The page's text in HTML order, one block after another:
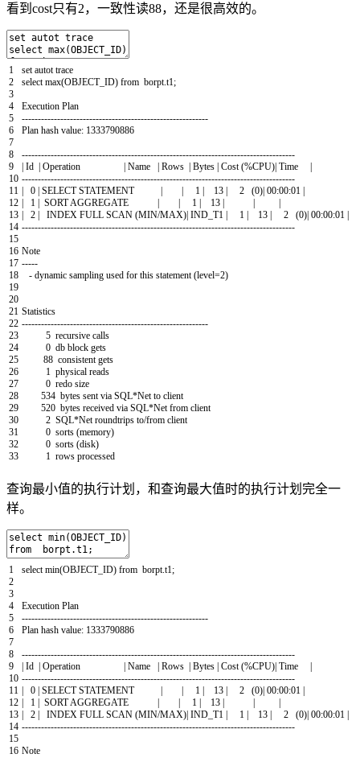
看到cost只有2，一致性读88，还是很高效的。
1
2
3
4
5
6
7
8
9
10
11
12
13
14
15
16
17
18
19
20
21
22
23
24
25
26
27
28
29
30
31
32
33
set autot trace
select max(OBJECT_ID) from borpt t1 ;
Execution Plan
----------------------------------------------------------
Plan hash value: 1333790886
-------------------------------------------------------------------------------------
| Id | Operation | Name | Rows | Bytes | Cost (%CPU)| Time
|
-------------------------------------------------------------------------------------
|
0 | SELECTSTATEMENT | | 1 | 13 | 2 (0)| 00:00:01 |
|
1 | SORTAGGREGATE | | 1 | 13 | |
|
|
2 | INDEX FULL SCAN (MIN/MAX)| IND_T1 | 1 | 13 | 2 (0)| 00:00:01 |
-------------------------------------------------------------------------------------
Note
-----
- dynamic sampling used for this statement (level=2)
Statistics
----------------------------------------------------------
5 recursive calls
0 db block gets
88 consistent gets
1 physical reads
0 redo size
534 bytes sent via SQL*Net to client
520 bytes received via SQL*Net from client
2 SQL*Net roundtrips to/from client
0 sorts (memory)
0 sorts (disk)
1 rows processed
查询最小值的执行计划，和查询最大值时的执行计划完全一
样。
1
2
3
4
5
6
7
8
9
10
11
12
13
14
15
16
select min(OBJECT_ID) from borpt t1 ;
Execution Plan
----------------------------------------------------------
Plan hash value: 1333790886
-------------------------------------------------------------------------------------
| Id | Operation | Name | Rows | Bytes | Cost (%CPU)| Time
|
-------------------------------------------------------------------------------------
|
0 | SELECTSTATEMENT | | 1 | 13 | 2 (0)| 00:00:01 |
|
1 | SORTAGGREGATE | | 1 | 13 | |
|
|
2 | INDEX FULL SCAN (MIN/MAX)| IND_T1 | 1 | 13 | 2 (0)| 00:00:01 |
-------------------------------------------------------------------------------------
Note